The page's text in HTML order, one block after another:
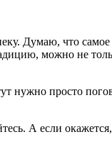
Думаю, что
можно не
нужно просто
А если